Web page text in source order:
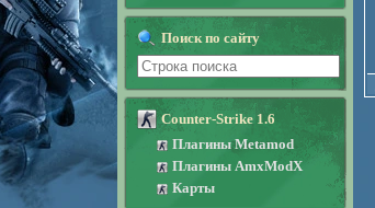
Поиск по сайту
Counter-Strike 1.6
Плагины Metamod
Плагины AmxModX
Карты